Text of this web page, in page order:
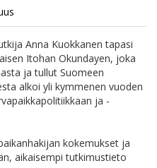
Anna Kuokkanen tapasi
Itohan Okundayen, joka
ja tullut Suomeen
alkoi yli kymmenen vuoden
ja -
kokemukset ja
aikaisempi tutkimustieto